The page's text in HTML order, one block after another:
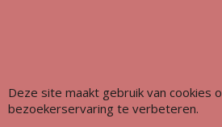
Deze site maakt gebruik van cookies
bezoekerservaring te verbeteren.